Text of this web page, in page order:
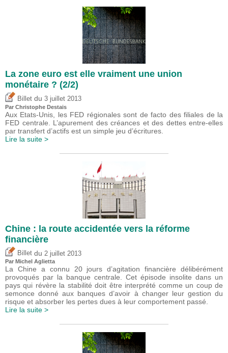
La zone euro est elle vraiment une union
monétaire ? (2/2)
Billet du 3 juillet 2013
Par Christophe Destais
Aux Etats-Unis, les FED régionales sont de facto des filiales de la
FED centrale. L’apurement des créances et des dettes entre-elles
par transfert d’actifs est un simple jeu d’écritures.
Lire la suite >
Chine : la route accidentée vers la réforme
financière
Billet du 2 juillet 2013
Par Michel Aglietta
La Chine a connu 20 jours d’agitation financière délibérément
provoqués par la banque centrale. Cet épisode insolite dans un
pays qui révère la stabilité doit être interprété comme un coup de
semonce donné aux banques d’avoir à changer leur gestion du
risque et absorber les pertes dues à leur comportement passé.
Lire la suite >